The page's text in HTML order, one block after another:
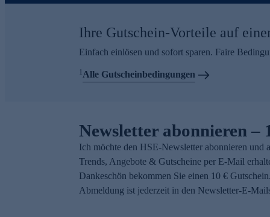
Ihre Gutschein-Vorteile auf
Einfach einlösen und sofort sparen. Faire
1Alle Gutscheinbedingungen
Newsletter abonnieren –
Ich möchte den HSE-Newsletter abonnieren und
Trends, Angebote & Gutscheine per E-Mail
Dankeschön bekommen Sie einen 10 €
Abmeldung ist jederzeit in den Newsletter-E-